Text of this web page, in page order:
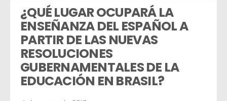
¿QUÉ LUGAR OCUPARÁ LA
ENSEÑANZA DEL ESPAÑOL A
PARTIR DE LAS NUEVAS
RESOLUCIONES
GUBERNAMENTALES DE LA
EDUCACIÓN EN BRASIL?